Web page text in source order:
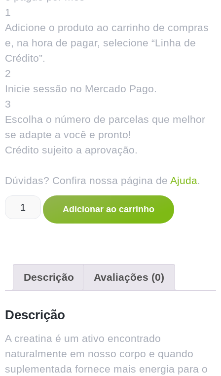
1
Adicione o produto ao carrinho de compras
e, na hora de pagar, selecione “Linha de
Crédito”.
2
Inicie sessão no Mercado Pago.
3
Escolha o número de parcelas que melhor
se adapte a você e pronto!
Crédito sujeito a aprovação.
Dúvidas? Confira nossa página de Ajuda.
Adicionar ao carrinho
Descrição Avaliações (0)
Descrição
A creatina é um ativo encontrado
naturalmente em nosso corpo e quando
suplementada fornece mais energia para o